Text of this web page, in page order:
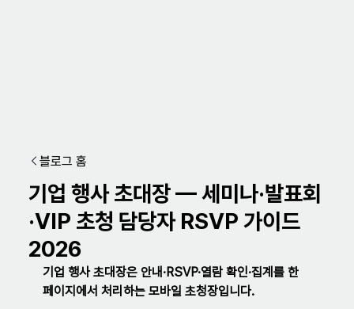
블로그 홈
기업 행사 초대장 — 세미나·발표회
·VIP 초청 담당자 RSVP 가이드
2026
기업 행사 초대장은 안내·RSVP·열람 확인·집계를 한
페이지에서 처리하는 모바일 초청장입니다.